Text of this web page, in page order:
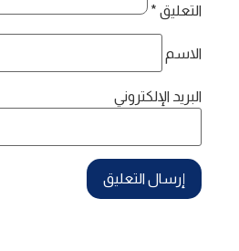
التعليق *
الاسم
البريد الإلكتروني